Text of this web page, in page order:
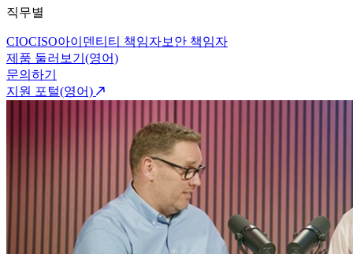
직무별
CIOCISO아이덴티티 책임자보안 책임자
제품 둘러보기(영어)
문의하기
지원 포털(영어)